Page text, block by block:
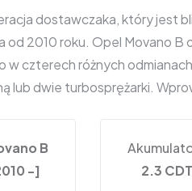
dostawczaka, który jest
od 2010 roku. Opel Movano
w czterech różnych
lub dwie turbosprężarki.
B
-]
2.3